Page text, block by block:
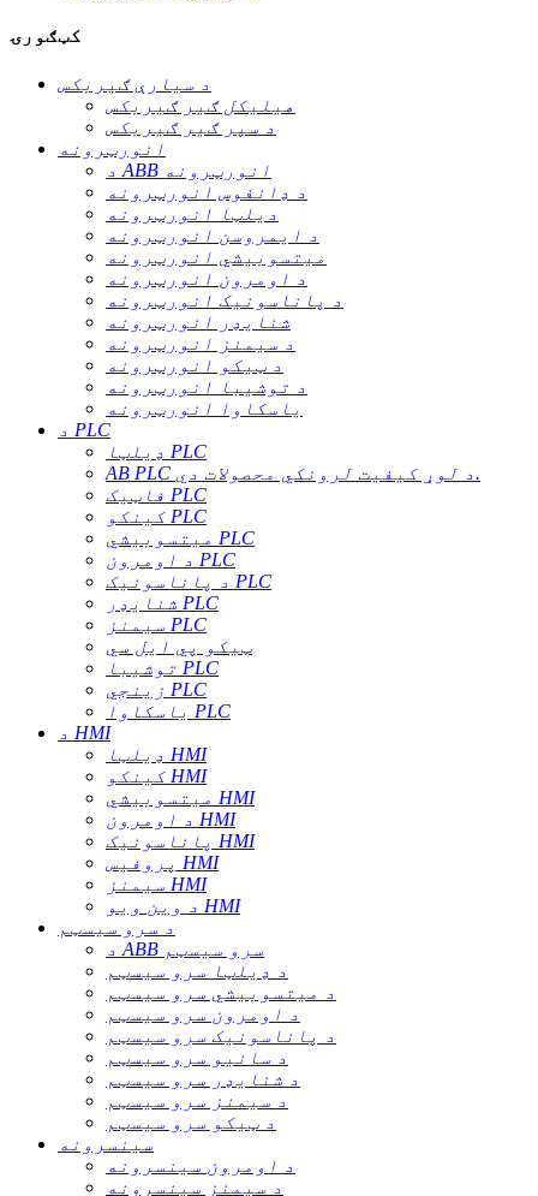
کټګورۍ
د سیارې ګیربکس
هیلیکل ګیر ګیربکس
د سپر ګیر ګیربکس
انورټرونه
د ABB انورټرونه
د ډانفوس انورټرونه
دیلټا انورټرونه
د ایمروسن انورټرونه
میتسوبیشي انورټرونه
د اومرون انورټرونه
د پاناسونیک انورټرونه
شنایډر انورټرونه
د سیمنز انورټرونه
د ټیکو انورټرونه
د توشیبا انورټرونه
یاسکاوا انورټرونه
د PLC
ډیلټا PLC
AB PLC د لوړ کیفیت لرونکي محصولات دي.
فاټیک PLC
کینکو PLC
میتسوبیشي PLC
د اومرون PLC
د پاناسونیک PLC
شنایډر PLC
سیمنز PLC
ټیکو پي ایل سي
توشیبا PLC
زینجي PLC
یاسکاوا PLC
د HMI
ډیلټا HMI
کینکو HMI
میتسوبیشي HMI
د اومرون HMI
پاناسونیک HMI
پروفیس HMI
سیمنز HMI
د وین ویو HMI
د سرو سیسټم
د ABB سرو سیسټم
د ډیلټا سرو سیسټم
د میتسوبیشي سرو سیسټم
د اومرون سرو سیسټم
د پاناسونیک سرو سیسټم
د سانیو سرو سیسټم
د شنایډر سرو سیسټم
د سیمنز سرو سیسټم
د ټیکو سرو سیسټم
سینسرونه
د اومرون سینسرونه
د سیمنز سینسرونه